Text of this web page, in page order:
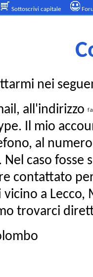
Sottoscrivi capitale
nei
all'indirizzo
Il mio
al
Nel caso fosse
contattato
vicino a Lecco,
trovarci